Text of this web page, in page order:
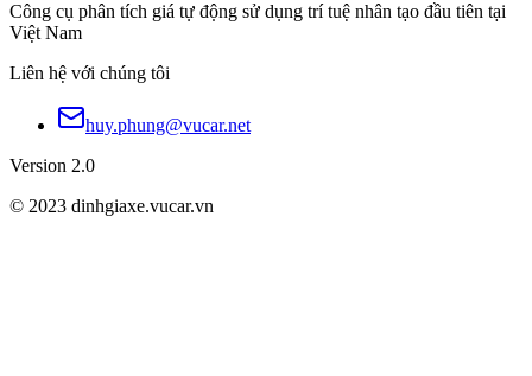
Công cụ phân tích giá tự động sử dụng trí tuệ nhân tạo đầu tiên tại
Việt Nam
Liên hệ với chúng tôi
huy.phung@vucar.net
Version 2.0
© 2023 dinhgiaxe.vucar.vn